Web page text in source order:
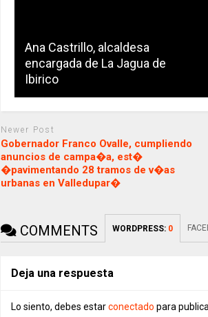
Ana Castrillo, alcaldesa
encargada de La Jagua de
Ibirico
Newer Post
Gobernador Franco Ovalle, cumpliendo
anuncios de campa�a, est�
�pavimentando 28 tramos de v�as
urbanas en Valledupar�
COMMENTS WORDPRESS: 0
Deja una respuesta
Lo siento, debes estarconectado para